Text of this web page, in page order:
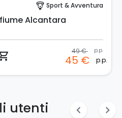
paragliding Sport & Avventura
Alcantara
49 € p.p.
45 € p.p.
utenti chevron_left chevron_right